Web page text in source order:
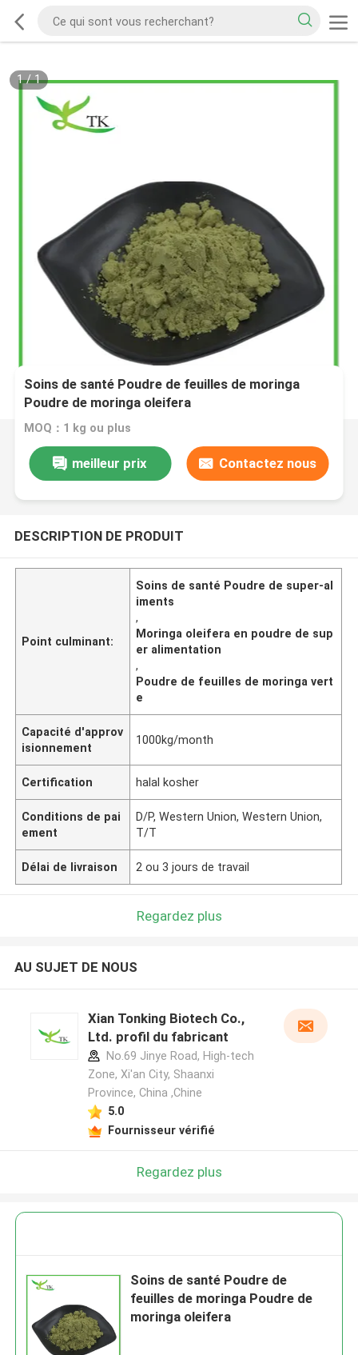
1/1
Soins de santé Poudre de feuilles de moringa
Poudre de moringa oleifera
MOQ：1 kg ou plus
meilleur prix Contactez nous
DESCRIPTION DE PRODUIT
Point culminant:
Soins de santé Poudre de super-al
iments
,
Moringa oleifera en poudre de sup
er alimentation
,
Poudre de feuilles de moringa vert
e
Capacité d'approv
isionnement
1000kg/month
Certification halal kosher
Conditions de pai
ement
D/P, Western Union, Western Union,
T/T
Délai de livraison 2 ou 3 jours de travail
Regardez plus
AU SUJET DE NOUS
Xian Tonking Biotech Co.,
Ltd. profil du fabricant
No.69 Jinye Road, High-tech
Zone, Xi'an City, Shaanxi
Province, China ,Chine
5.0
Fournisseur vérifié
Regardez plus
Soins de santé Poudre de
feuilles de moringa Poudre de
moringa oleifera